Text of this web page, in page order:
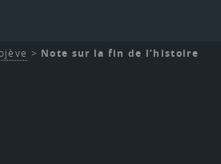
> Note sur la fin de l’histoire